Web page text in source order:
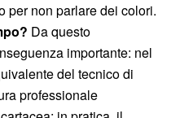
per non parlare dei colori.
Da questo
importante: nel
del tecnico di
professionale